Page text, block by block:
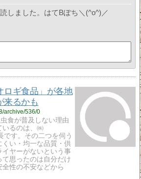
しました。はてBぽち＼(^o^)／
ロギ食品」が各地
来るかも
archive/536/0
食が普及しない理由
いるのは、㈱
です。その二つを伺う
くい・均一な品質・供
ヤーがないという事
思ったのは自分だけ
性の不安などから